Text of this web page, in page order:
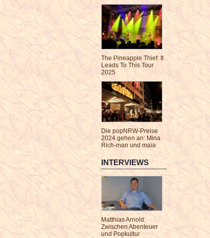
The Pineapple Thief: It
Leads To This Tour
2025
Die popNRW-Preise
2024 gehen an: Mina
Rich-man und maïa
INTERVIEWS
Matthias Arnold:
Zwischen Abenteuer
und Popkultur